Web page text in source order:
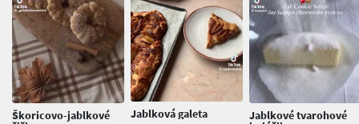
Škoricovo-jablkové Jablková galeta Jablkové tvarohové